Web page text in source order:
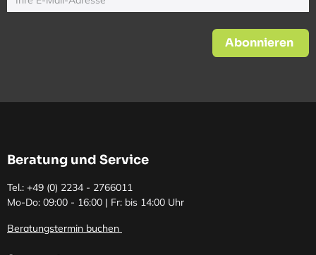
Abonnieren
Beratung und Service
Tel.: +49 (0) 2234 - 2766011
Mo-Do: 09:00 - 16:00 | Fr: bis 14:00 Uhr
Beratungstermin buchen